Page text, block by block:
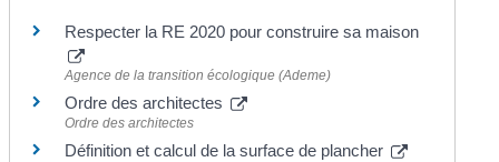
Respecter la RE 2020 pour construire sa maison
Agence de la transition écologique (Ademe)
Ordre des architectes
Ordre des architectes
Définition et calcul de la surface de plancher